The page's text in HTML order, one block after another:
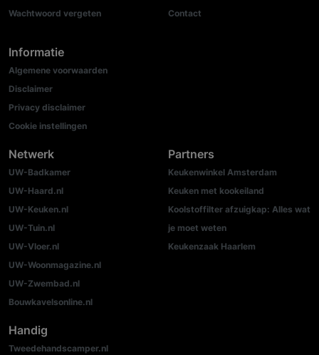
Wachtwoord vergeten
Informatie
Algemene voorwaarden
Disclaimer
Privacy disclaimer
Cookie instellingen
Contact
Netwerk
UW-Badkamer
UW-Haard.nl
UW-Keuken.nl
UW-Tuin.nl
UW-Vloer.nl
UW-Woonmagazine.nl
UW-Zwembad.nl
Bouwkavelsonline.nl
Partners
Keukenwinkel Amsterdam
Keuken met kookeiland
Koolstoffilter afzuigkap: Alles wat
je moet weten
Keukenzaak Haarlem
Handig
Tweedehandscamper.nl